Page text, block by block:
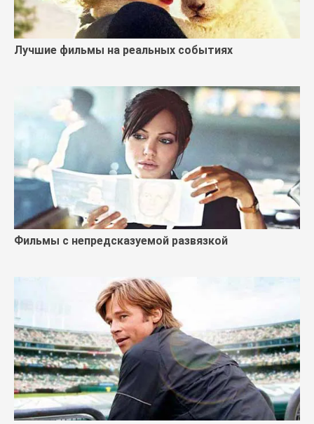
Лучшие фильмы на реальных событиях
Фильмы с непредсказуемой развязкой